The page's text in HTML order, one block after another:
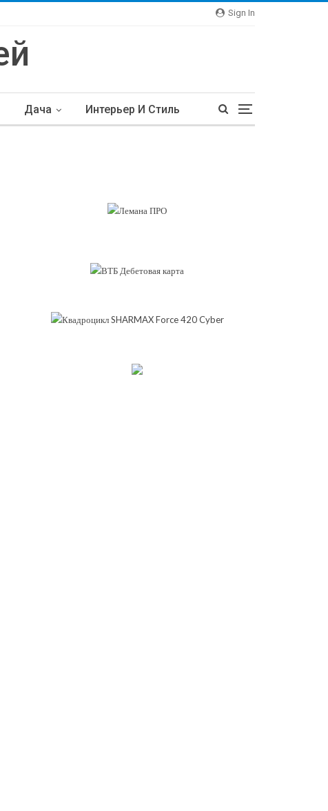
Sign In
Дача Интерьер И Стиль